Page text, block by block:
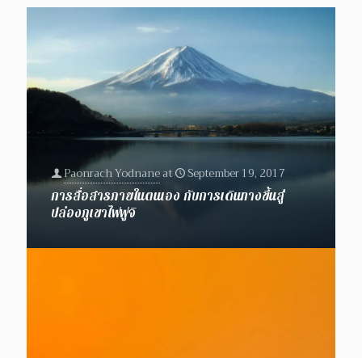
Paonrach Yodnaneat
September 19, 2017
การสื่อสารภายในตนเอง กับการเดินทางขึ้นสู่
ปล่องภูเขาไฟฟูจิ